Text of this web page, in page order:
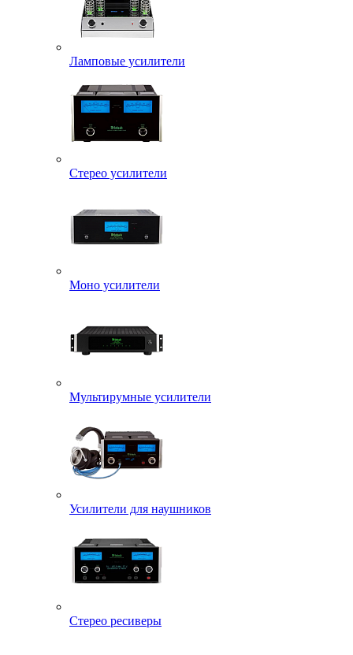
Ламповые усилители
Стерео усилители
Моно усилители
Мультирумные усилители
Усилители для наушников
Стерео ресиверы